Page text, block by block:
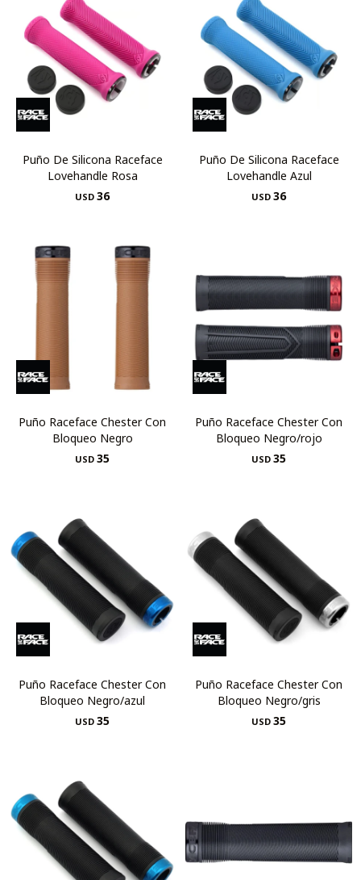
Puño De Silicona Raceface
Lovehandle Rosa
USD 36
Puño De Silicona Raceface
Lovehandle Azul
USD 36
Puño Raceface Chester Con
Bloqueo Negro
USD 35
Puño Raceface Chester Con
Bloqueo Negro/rojo
USD 35
Puño Raceface Chester Con
Bloqueo Negro/azul
USD 35
Puño Raceface Chester Con
Bloqueo Negro/gris
USD 35